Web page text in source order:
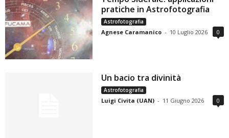
pratiche in Astrofotografia
Astrofotografia
Agnese Caramanico - 10 Luglio 2026 0
Un bacio tra divinità
Astrofotografia
Luigi Civita (UAN) - 11 Giugno 2026 0